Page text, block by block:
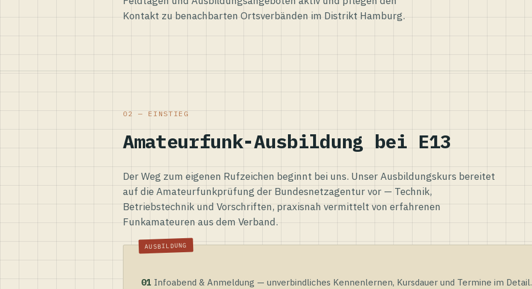
Kontakt zu benachbarten Ortsverbänden im Distrikt Hamburg.
02 — EINSTIEG
Amateurfunk-Ausbildung bei E13
Der Weg zum eigenen Rufzeichen beginnt bei uns. Unser Ausbildungskurs bereitet
auf die Amateurfunkprüfung der Bundesnetzagentur vor — Technik,
Betriebstechnik und Vorschriften, praxisnah vermittelt von erfahrenen
Funkamateuren aus dem Verband.
01 Infoabend & Anmeldung — unverbindliches Kennenlernen, Kursdauer und Termine im Detail.